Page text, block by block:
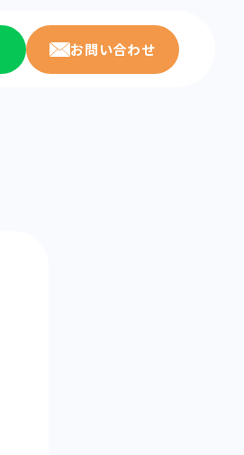
お問い合わせ